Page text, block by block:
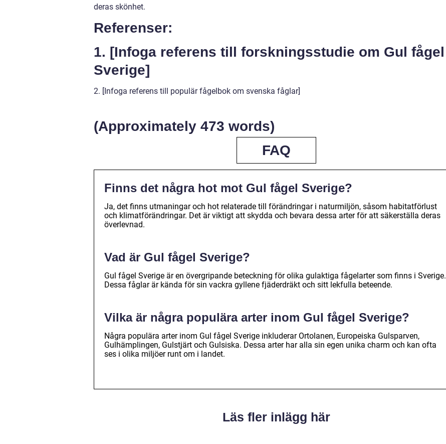
deras skönhet.
Referenser:
1. [Infoga referens till forskningsstudie om Gul fågel
Sverige]
2. [Infoga referens till populär fågelbok om svenska fåglar]
(Approximately 473 words)
FAQ
Finns det några hot mot Gul fågel Sverige?
Ja, det finns utmaningar och hot relaterade till förändringar i naturmiljön, såsom habitatförlust
och klimatförändringar. Det är viktigt att skydda och bevara dessa arter för att säkerställa deras
överlevnad.
Vad är Gul fågel Sverige?
Gul fågel Sverige är en övergripande beteckning för olika gulaktiga fågelarter som finns i Sverige.
Dessa fåglar är kända för sin vackra gyllene fjäderdräkt och sitt lekfulla beteende.
Vilka är några populära arter inom Gul fågel Sverige?
Några populära arter inom Gul fågel Sverige inkluderar Ortolanen, Europeiska Gulsparven,
Gulhämplingen, Gulstjärt och Gulsiska. Dessa arter har alla sin egen unika charm och kan ofta
ses i olika miljöer runt om i landet.
Läs fler inlägg här